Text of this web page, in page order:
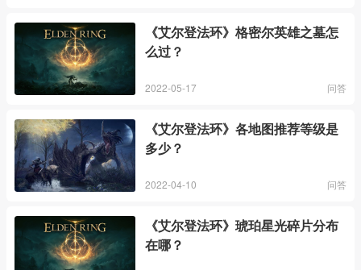
《艾尔登法环》格密尔英雄之墓怎
么过？
2022-05-17 问答
《艾尔登法环》各地图推荐等级是
多少？
2022-04-10 问答
《艾尔登法环》琥珀星光碎片分布
在哪？